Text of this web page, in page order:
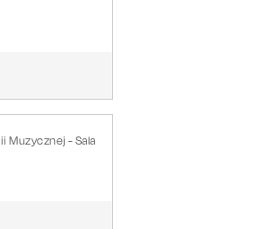
Muzycznej - Sala